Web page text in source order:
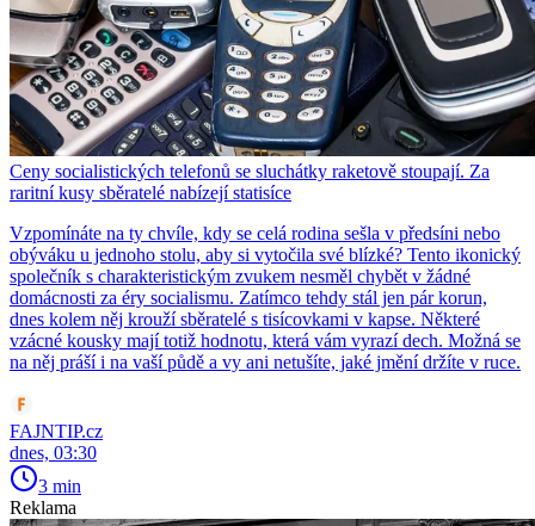
Ceny socialistických telefonů se sluchátky raketově stoupají. Za
raritní kusy sběratelé nabízejí statisíce
Vzpomínáte na ty chvíle, kdy se celá rodina sešla v předsíni nebo
obýváku u jednoho stolu, aby si vytočila své blízké? Tento ikonický
společník s charakteristickým zvukem nesměl chybět v žádné
domácnosti za éry socialismu. Zatímco tehdy stál jen pár korun,
dnes kolem něj krouží sběratelé s tisícovkami v kapse. Některé
vzácné kousky mají totiž hodnotu, která vám vyrazí dech. Možná se
na něj práší i na vaší půdě a vy ani netušíte, jaké jmění držíte v ruce.
FAJNTIP.cz
dnes, 03:30
3 min
Reklama